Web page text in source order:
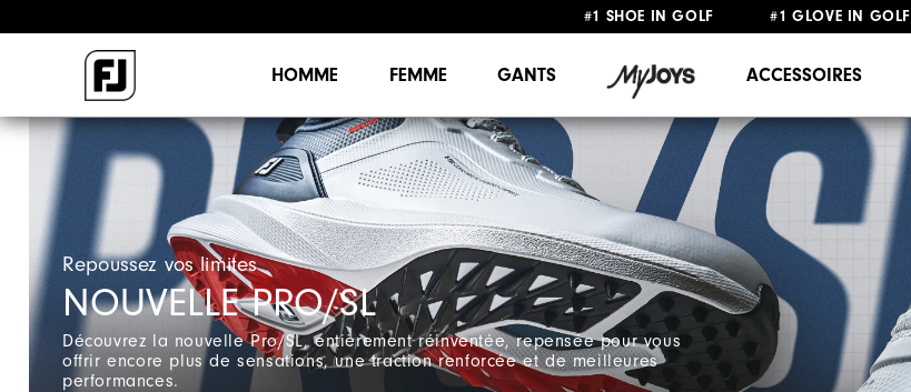
#1 SHOE IN GOLF #1 GLOVE IN GOLF
HOMME FEMME GANTS ACCESSOIRES
Repoussez vos limites
NOUVELLE PRO/SL
Découvrez la nouvelle Pro/SL, entièrement réinventée, repensée pour vous
offrir encore plus de sensations, une traction renforcée et de meilleures
performances.